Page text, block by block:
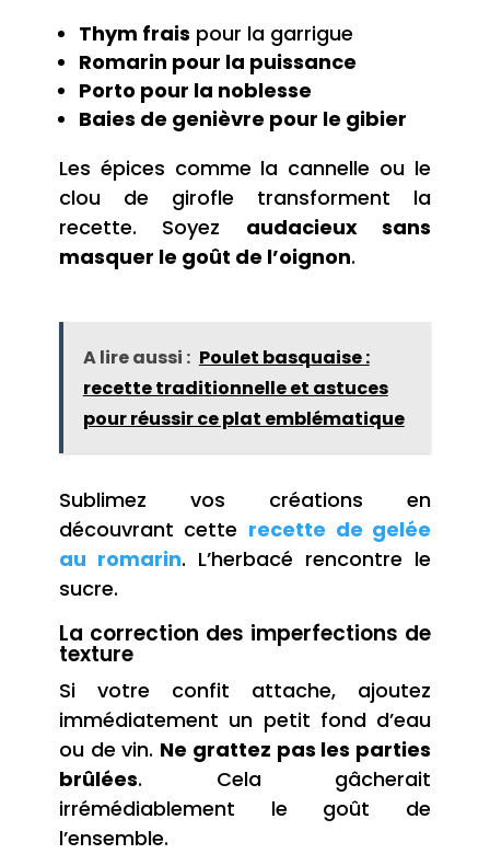
Thym frais pour la garrigue
Romarin pour la puissance
Porto pour la noblesse
Baies de genièvre pour le gibier
Les épices comme la cannelle ou le
clou de girofle transforment la
recette. Soyez audacieux sans
masquer le goût de l’oignon.
A lire aussi : Poulet basquaise :
recette traditionnelle et astuces
pour réussir ce plat emblématique
Sublimez vos créations en
découvrant cette recette de gelée
au romarin. L’herbacé rencontre le
sucre.
La correction des imperfections de
texture
Si votre confit attache, ajoutez
immédiatement un petit fond d’eau
ou de vin. Ne grattez pas les parties
brûlées. Cela gâcherait
irrémédiablement le goût de
l’ensemble.